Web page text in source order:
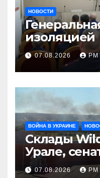
НОВОСТИ
изоляцией
07.08.2026 РМ
ВОЙНА В УКРАИНЕ
Склады
Урале,
Грэму
07.08.2026 РМ